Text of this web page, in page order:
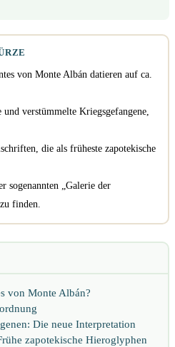
von Monte Albán datieren auf ca.
verstümmelte Kriegsgefangene,
die als früheste zapotekische
sogenannten „Galerie der
finden.
von Monte Albán?
Die neue Interpretation
zapotekische Hieroglyphen